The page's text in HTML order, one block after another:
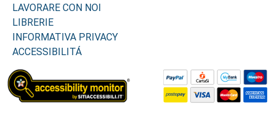
LAVORARE CON NOI
LIBRERIE
INFORMATIVA PRIVACY
ACCESSIBILITÁ